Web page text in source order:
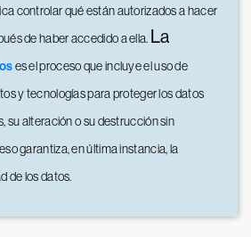
controlar qué están autorizados a hacer
de haber accedido a ella. La
es el proceso que incluye el uso de
y tecnologías para proteger los datos
su alteración o su destrucción sin
garantiza, en última instancia, la
de los datos.